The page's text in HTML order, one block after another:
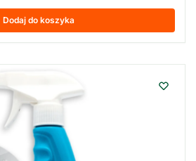
Dodaj do koszyka